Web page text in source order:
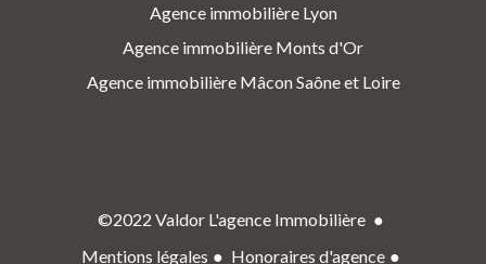
Agence immobilière Lyon
Agence immobilière Monts d'Or
Agence immobilière Mâcon Saône et Loire
©2022 Valdor L'agence Immobilière
Mentions légales
Honoraires d'agence